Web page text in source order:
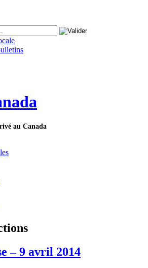
au Canada
– 9 avril 2014